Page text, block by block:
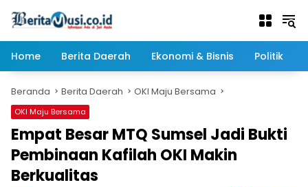
Home
Berita Daerah Ekonomi & Bisnis Politik
Beranda Berita Daerah OKI Maju Bersama
OKI Maju Bersama
Empat Besar MTQ Sumsel Jadi Bukti
Pembinaan Kafilah OKI Makin
Berkualitas